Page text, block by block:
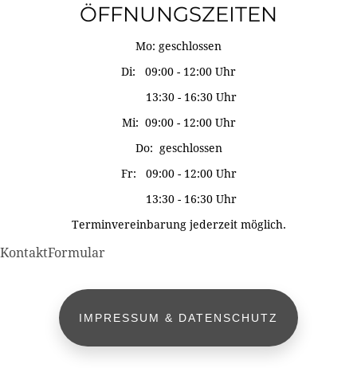
ÖFFNUNGSZEITEN
Mo: geschlossen
Di: 09:00 - 12:00 Uhr
13:30 - 16:30 Uhr
Mi: 09:00 - 12:00 Uhr
Do: geschlossen
Fr: 09:00 - 12:00 Uhr
13:30 - 16:30 Uhr
Terminvereinbarung jederzeit möglich.
KontaktFormular
IMPRESSUM & DATENSCHUTZ